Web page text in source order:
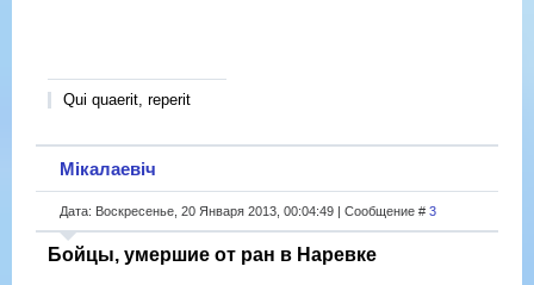
Qui quaerit, reperit
Мікалаевіч
Дата: Воскресенье, 20 Января 2013, 00:04:49 | Сообщение # 3
Бойцы, умершие от ран в Наревке